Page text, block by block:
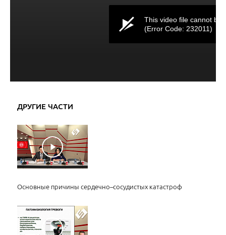
This video file cannot be
(Error Code: 232011)
ДРУГИЕ ЧАСТИ
Основные причины сердечно–сосудистых катастроф